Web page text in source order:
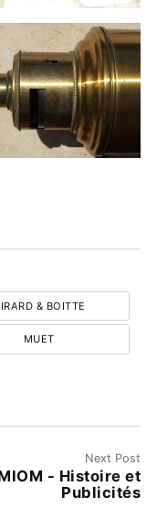
& BOITTE
MUET
Next Post
- Histoire et
Publicités